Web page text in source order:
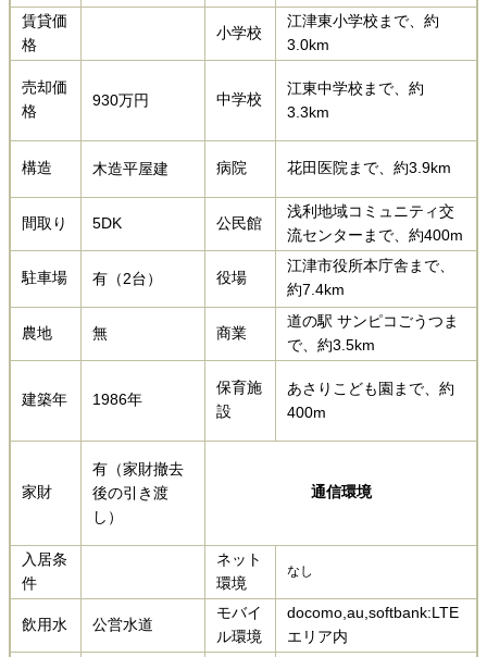
賃貸価
格
小学校
江津東小学校まで、約
3.0km
売却価
格
930万円 中学校
江東中学校まで、約
3.3km
構造 木造平屋建 病院 花田医院まで、約3.9km​​​
間取り 5DK 公民館
浅利地域コミュニティ交
流センターまで、約400m
駐車場 有（2台） 役場
江津市役所本庁舎まで、
約7.4km​
農地 無 商業
道の駅 サンピコごうつま
で、約3.5km​​
建築年 1986年
保育施
設
あさりこども園まで、約
400m​​​
家財
有（家財撤去
後の引き渡
し）
通信環境
入居条
件
ネット
環境
なし
飲用水 公営水道
モバイ
ル環境
docomo,au,softbank:LTE
エリア内